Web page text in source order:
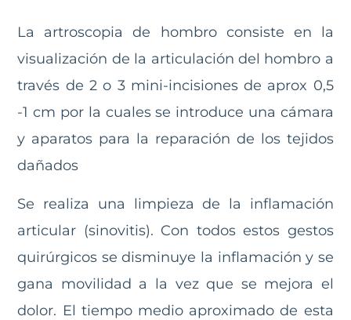
La artroscopia de hombro consiste en la
visualización de la articulación del hombro a
través de 2 o 3 mini-incisiones de aprox 0,5
-1 cm por la cuales se introduce una cámara
y aparatos para la reparación de los tejidos
dañados
Se realiza una limpieza de la inflamación
articular (sinovitis). Con todos estos gestos
quirúrgicos se disminuye la inflamación y se
gana movilidad a la vez que se mejora el
dolor. El tiempo medio aproximado de esta